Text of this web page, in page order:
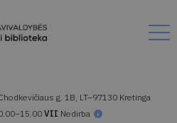
g. 1B, LT–97130 Kretinga
VII Nedirba